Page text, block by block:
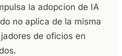
la adopcion de IA
no aplica de la misma
de oficios en